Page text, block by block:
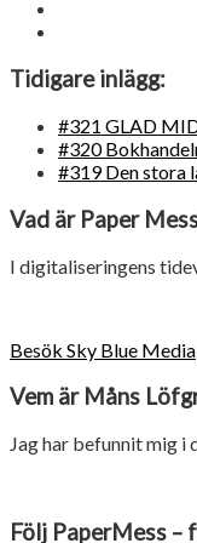
Tidigare inlägg:
#321 GLAD
#320
#319 Den stora
Vad är Paper
I digitaliseringens
Besök Sky Blue Media
Vem är Måns
Jag har befunnit mig i
Följ PaperMess –